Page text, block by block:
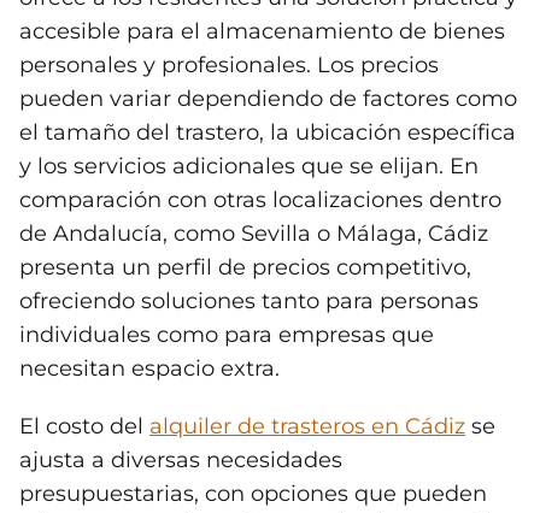
accesible para el almacenamiento de bienes
personales y profesionales. Los precios
pueden variar dependiendo de factores como
el tamaño del trastero, la ubicación específica
y los servicios adicionales que se elijan. En
comparación con otras localizaciones dentro
de Andalucía, como Sevilla o Málaga, Cádiz
presenta un perfil de precios competitivo,
ofreciendo soluciones tanto para personas
individuales como para empresas que
necesitan espacio extra.
El costo del alquiler de trasteros en Cádiz se
ajusta a diversas necesidades
presupuestarias, con opciones que pueden